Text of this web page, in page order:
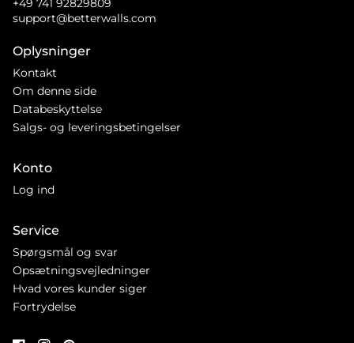
+49 741 92829809
support@betterwalls.com
Oplysninger
Kontakt
Om denne side
Databeskyttelse
Salgs- og leveringsbetingelser
Konto
Log ind
Service
Spørgsmål og svar
Opsætningsvejledninger
Hvad vores kunder siger
Fortrydelse